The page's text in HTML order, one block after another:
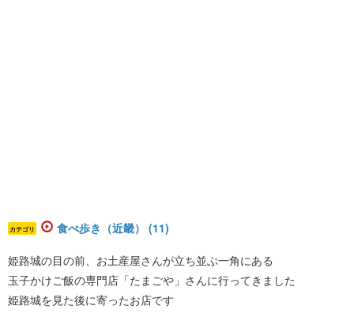
カテゴリ 食べ歩き（近畿） (11)
姫路城の目の前、お土産屋さんが立ち並ぶ一角にある
玉子かけご飯の専門店「たまごや」さんに行ってきました
姫路城を見た後に寄ったお店です